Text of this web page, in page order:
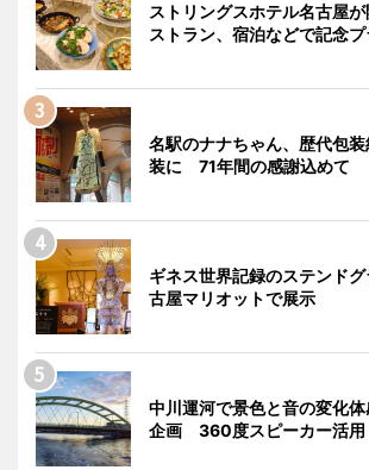
ストリングスホテル名古屋
ストラン、宿泊などで記念
名駅のナナちゃん、歴代包
装に 71年間の感謝込めて
ギネス世界記録のステンド
古屋マリオットで展示
中川運河で景色と音の変化
企画 360度スピーカー活用